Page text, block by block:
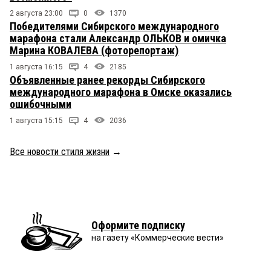
2 августа 23:00 0 1370
Победителями Сибирского международного
марафона стали Александр ОЛЬКОВ и омичка
Марина КОВАЛЕВА (фоторепортаж)
1 августа 16:15 4 2185
Объявленные ранее рекорды Сибирского
международного марафона в Омске оказались
ошибочными
1 августа 15:15 4 2036
Все новости стиля жизни →
Оформите подписку
на газету «Коммерческие вести»